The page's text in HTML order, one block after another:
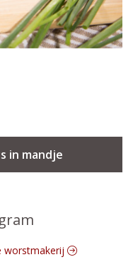
in mandje
worstmakerij